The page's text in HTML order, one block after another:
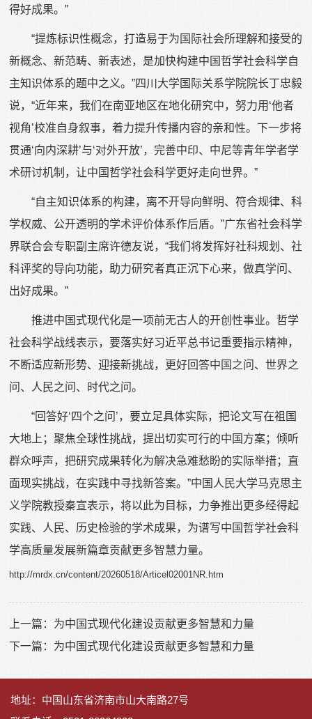
得好成果。”
“提炼标识性概念，打造易于为国际社会所理解和接受的
新概念、新范畴、新表述，是加快构建中国哲学社会科学自
主知识体系的题中之义。”四川大学国际关系学院院长丁忠毅
说，“近年来，我们在南亚地区在地化研究中，努力用‘他者
视角’校准自身叙事，着力提升传播内容的亲和性。下一步将
贯通‘向内深耕’与‘对外开放’，完善中印、中尼等青年学者学
术研讨机制，让中国哲学社会科学更好走向世界。”
“自主知识体系的构建，离不开导向鲜明、符合规律、科
学权威、公开透明的学术评价体系作后盾。”广东省社会科学
界联合会专职副主席许德友说，“我们将发挥好社科规划、社
科评奖的导向功能，助力研究者真正沉下心来，做真学问、
出好成果。”
推进中国式现代化是一项前无古人的开创性事业。哲学
社会科学战线表示，要落实好习近平总书记重要指示精神，
不断适应新形势、迎接新挑战，更好回答中国之问、世界之
问、人民之问、时代之问。
“回答好‘四个之问’，要立足具体实际，把论文写在祖国
大地上；聚焦全球性挑战，提出切实可行的中国方案；倾听
群众呼声，把研究成果转化为解决急难愁盼的实际举措；直
面现实挑战，在实践中寻找新答案。”中国人民大学马克思主
义学院教授秦宣表示，将以此为目标，力争推出更多经得起
实践、人民、历史检验的学术成果，为谱写中国哲学社会科
学高质量发展新篇章贡献更多智慧力量。
http://mrdx.cn/content/20260518/Articel02001NR.htm
上一篇： 为中国式现代化建设贡献更多智慧和力量
下一篇： 为中国式现代化建设贡献更多智慧和力量
地址：中国山东省济南市山大南路27号